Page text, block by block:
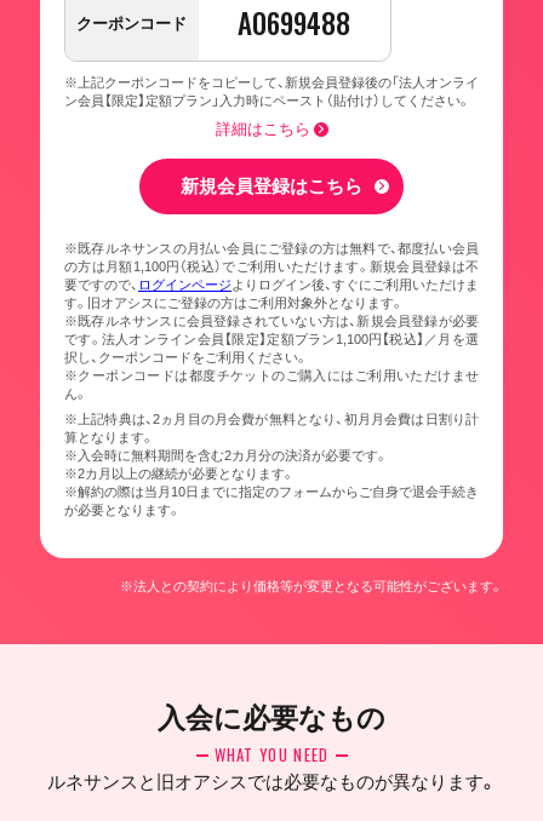
クーポンコード A0699488
※上記クーポンコードをコピーして、新規会員登録後の「法人オンライ
ン会員【限定】定額プラン」入力時にペースト（貼付け）してください。
詳細はこちら
新規会員登録はこちら
※既存ルネサンスの月払い会員にご登録の方は無料で、都度払い会員
の方は月額1,100円（税込）でご利用いただけます。新規会員登録は不
要ですので、 ログインページ よりログイン後、すぐにご利用いただけま
す。旧オアシスにご登録の方はご利用対象外となります。
※既存ルネサンスに会員登録されていない方は、新規会員登録が必要
です。法人オンライン会員【限定】定額プラン1,100円【税込】／月を選
択し、クーポンコードをご利用ください。
※クーポンコードは都度チケットのご購入にはご利用いただけませ
ん。
※上記特典は、2ヵ月目の月会費が無料となり、初月月会費は日割り計
算となります。
※入会時に無料期間を含む2カ月分の決済が必要です。
※2カ月以上の継続が必要となります。
※解約の際は当月10日までに指定のフォームからご自身で退会手続き
が必要となります。
※法人との契約により価格等が変更となる可能性がございます。
入会に必要なもの
WHAT YOU NEED
ルネサンスと旧オアシスでは必要なものが異なります。